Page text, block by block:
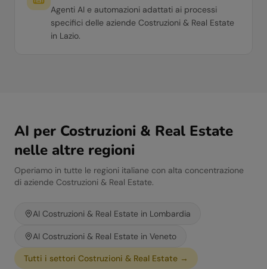
Agenti AI e automazioni adattati ai processi
specifici delle aziende Costruzioni & Real Estate
in Lazio.
AI per Costruzioni & Real Estate
nelle altre regioni
Operiamo in tutte le regioni italiane con alta concentrazione
di aziende Costruzioni & Real Estate.
AI Costruzioni & Real Estate in Lombardia
AI Costruzioni & Real Estate in Veneto
Tutti i settori Costruzioni & Real Estate →